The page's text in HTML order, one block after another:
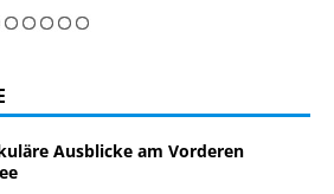
Ausblicke am Vorderen